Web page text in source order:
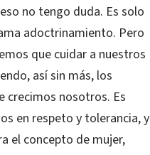
no tengo duda. Es solo
adoctrinamiento. Pero
que cuidar a nuestros
así sin más, los
crecimos nosotros. Es
en respeto y tolerancia, y
el concepto de mujer,